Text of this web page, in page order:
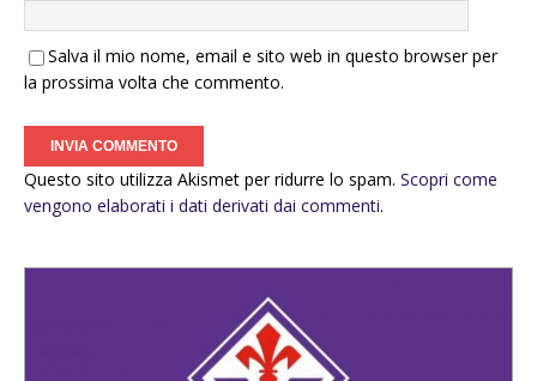
Salva il mio nome, email e sito web in questo browser per
la prossima volta che commento.
Questo sito utilizza Akismet per ridurre lo spam. Scopri come
vengono elaborati i dati derivati dai commenti.